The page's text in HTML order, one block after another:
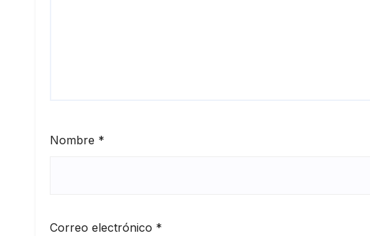
Nombre *
Correo electrónico *